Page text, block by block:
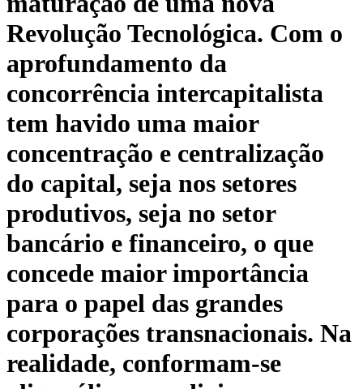
Revolução Tecnológica. Com o
aprofundamento da
concorrência intercapitalista
tem havido uma maior
concentração e centralização
do capital, seja nos setores
produtivos, seja no setor
bancário e financeiro, o que
concede maior importância
para o papel das grandes
corporações transnacionais. Na
realidade, conformam-se